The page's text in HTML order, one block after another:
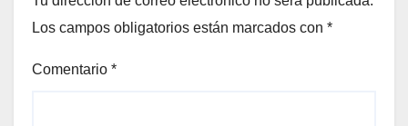
Los campos obligatorios están marcados con *
Comentario *